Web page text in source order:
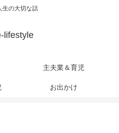
生の大切な話
lifestyle
主夫業＆育児
お出かけ